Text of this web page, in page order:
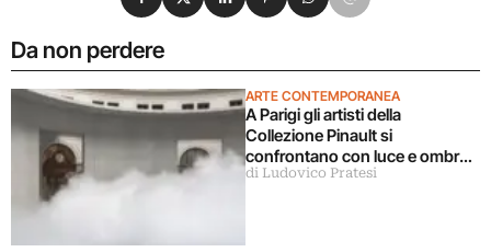
Da non perdere
ARTE CONTEMPORANEA
A Parigi gli artisti della
Collezione Pinault si
confrontano con luce e ombra
in una grande mostra
di Ludovico Pratesi